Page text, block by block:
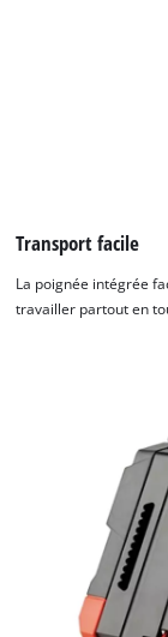
Transport facile
La poignée intégrée
travailler partout en